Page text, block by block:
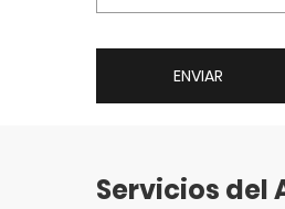
ENVIAR
Servicios del